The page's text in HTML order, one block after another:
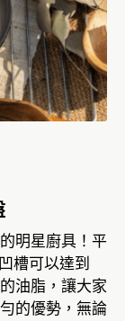
明星廚具！平
槽可以達到
油脂，讓大家
的優勢，無論